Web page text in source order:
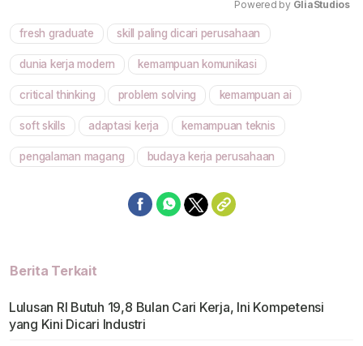
Powered by GliaStudios
fresh graduate skill paling dicari perusahaan
dunia kerja modern kemampuan komunikasi
critical thinking problem solving kemampuan ai
soft skills adaptasi kerja kemampuan teknis
pengalaman magang budaya kerja perusahaan
Berita Terkait
Lulusan RI Butuh 19,8 Bulan Cari Kerja, Ini Kompetensi
yang Kini Dicari Industri